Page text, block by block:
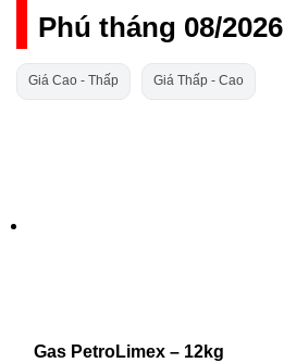
Phú tháng 08/2026
Giá Cao - Thấp Giá Thấp - Cao
Gas PetroLimex – 12kg